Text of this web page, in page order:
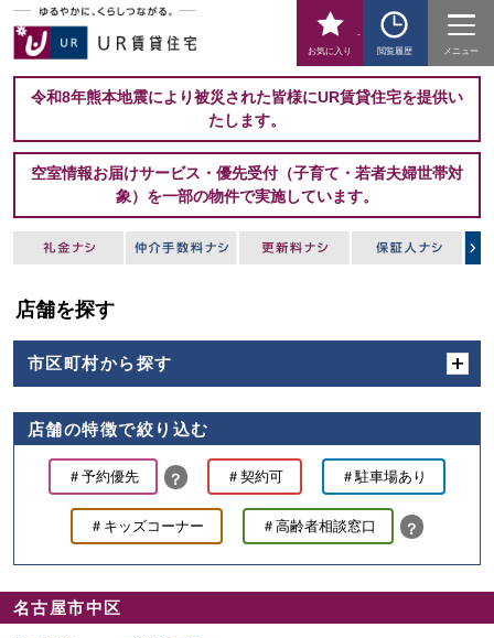
お気に入り
-
閲覧履歴
メニュー
令和8年熊本地震により被災された皆様にUR賃貸住宅を提供い
たします。
空室情報お届けサービス・優先受付（子育て・若者夫婦世帯対
象）を一部の物件で実施しています。
店舗を探す
市区町村から探す
店舗の特徴で絞り込む
＃予約優先 ？ ＃契約可 ＃駐車場あり
＃キッズコーナー ＃高齢者相談窓口 ？
名古屋市中区